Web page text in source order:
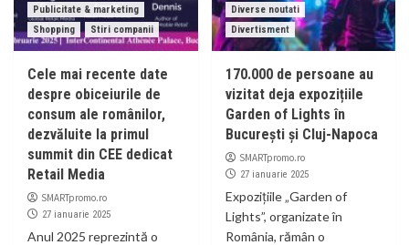
Publicitate & marketing
Shopping
Stiri companii
Cele mai recente date
despre obiceiurile de
consum ale românilor,
dezvăluite la primul
summit din CEE dedicat
Retail Media
SMARTpromo.ro
27 ianuarie 2025
Anul 2025 reprezintă o
Diverse noutati
Divertisment
170.000 de persoane au
vizitat deja expozițiile
Garden of Lights în
București și Cluj-Napoca
SMARTpromo.ro
27 ianuarie 2025
Expozițiile „Garden of
Lights”, organizate în
România, rămân o